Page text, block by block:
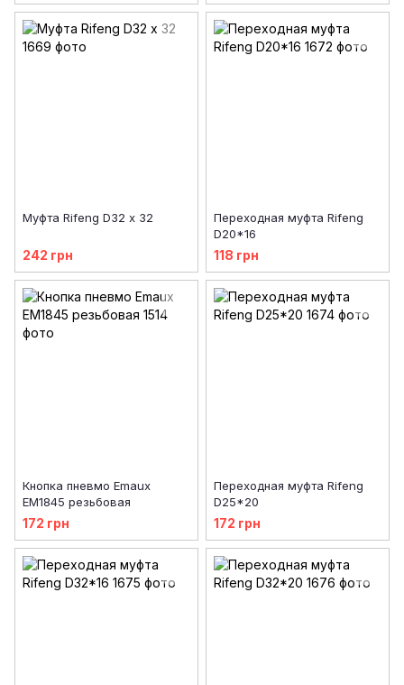
Муфта Rifeng D32 х 32
242 грн
Переходная муфта Rifeng
D20*16
118 грн
Кнопка пневмо Emaux
EM1845 резьбовая
172 грн
Переходная муфта Rifeng
D25*20
172 грн